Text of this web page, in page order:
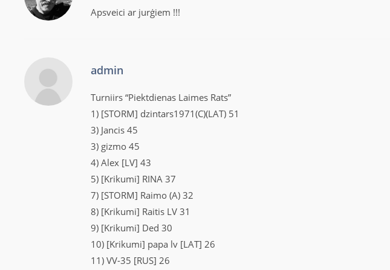
Apsveici ar jurģiem !!!
admin
Turniirs “Piektdienas Laimes Rats”
1) [STORM] dzintars1971(C)(LAT) 51
3) Jancis 45
3) gizmo 45
4) Alex [LV] 43
5) [Krikumi] RINA 37
7) [STORM] Raimo (A) 32
8) [Krikumi] Raitis LV 31
9) [Krikumi] Ded 30
10) [Krikumi] papa lv [LAT] 26
11) VV-35 [RUS] 26